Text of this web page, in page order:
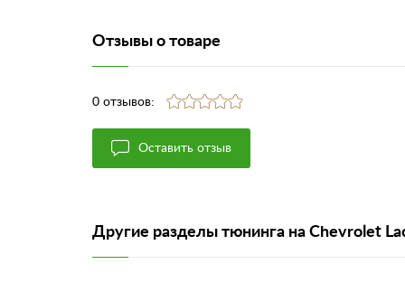
Отзывы о товаре
0 отзывов:
Оставить отзыв
Другие разделы тюнинга на Chevrolet